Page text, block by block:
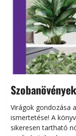
Szobanövények
Virágok gondozása
ismertetése! A
sikeresen tart­ha­tó